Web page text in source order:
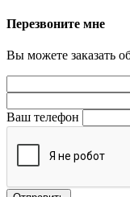
Перезвоните мне
Вы можете заказать
Ваш телефон